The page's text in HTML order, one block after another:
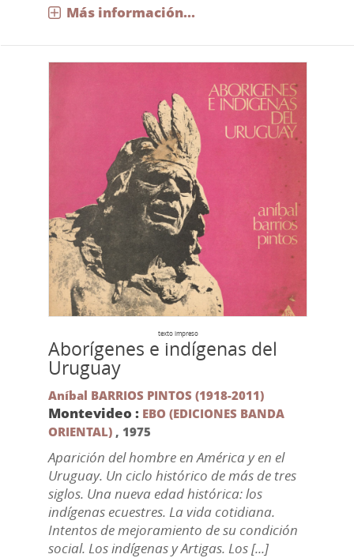
Más información...
texto impreso
Aborígenes e indígenas del
Uruguay
Aníbal BARRIOS PINTOS (1918-2011)
Montevideo : EBO (EDICIONES BANDA
ORIENTAL), 1975
Aparición del hombre en América y en el
Uruguay. Un ciclo histórico de más de tres
siglos. Una nueva edad histórica: los
indígenas ecuestres. La vida cotidiana.
Intentos de mejoramiento de su condición
social. Los indígenas y Artigas. Los [...]